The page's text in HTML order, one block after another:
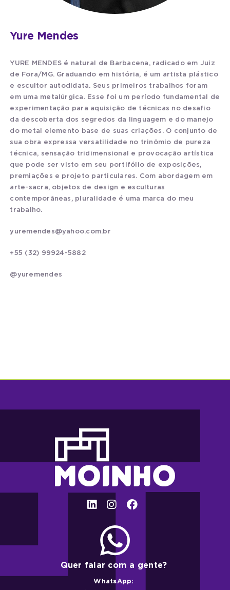
Yure Mendes
YURE MENDES é natural de Barbacena, radicado em Juiz
de Fora/MG. Graduando em história, é um artista plástico
e escultor autodidata. Seus primeiros trabalhos foram
em uma metalúrgica. Esse foi um período fundamental de
experimentação para aquisição de técnicas no desafio
da descoberta dos segredos da linguagem e do manejo
do metal elemento base de suas criações. O conjunto de
sua obra expressa versatilidade no trinômio de pureza
técnica, sensação tridimensional e provocação artística
que pode ser visto em seu portifólio de exposições,
premiações e projeto particulares. Com abordagem em
arte-sacra, objetos de design e esculturas
contemporâneas, pluralidade é uma marca do meu
trabalho.
yuremendes@yahoo.com.br
+55 (32) 99924-5882
@yuremendes
Quer falar com a gente?
WhatsApp: